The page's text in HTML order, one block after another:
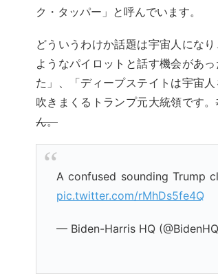
ク・タッパー」と呼んでいます。
どういうわけか話題は宇宙人にな
ようなパイロットと話す機会があ
た」、「ディープステイトは宇宙
吹きまくるトランプ元大統領です。
ん。
A confused sounding Trump
pic.twitter.com/rMhDs5fe4Q
— Biden-Harris HQ